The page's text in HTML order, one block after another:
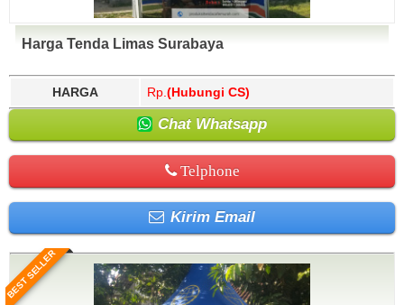
Harga Tenda Limas Surabaya
HARGA Rp. (Hubungi CS)
Chat Whatsapp
Telphone
Kirim Email
BEST SELLER